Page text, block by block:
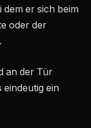
er sich beim
oder der
an der Tür
eindeutig ein